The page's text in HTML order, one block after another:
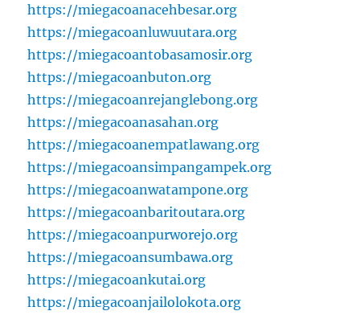
https://miegacoanacehbesar.org
https://miegacoanluwuutara.org
https://miegacoantobasamosir.org
https://miegacoanbuton.org
https://miegacoanrejanglebong.org
https://miegacoanasahan.org
https://miegacoanempatlawang.org
https://miegacoansimpangampek.org
https://miegacoanwatampone.org
https://miegacoanbaritoutara.org
https://miegacoanpurworejo.org
https://miegacoansumbawa.org
https://miegacoankutai.org
https://miegacoanjailolokota.org